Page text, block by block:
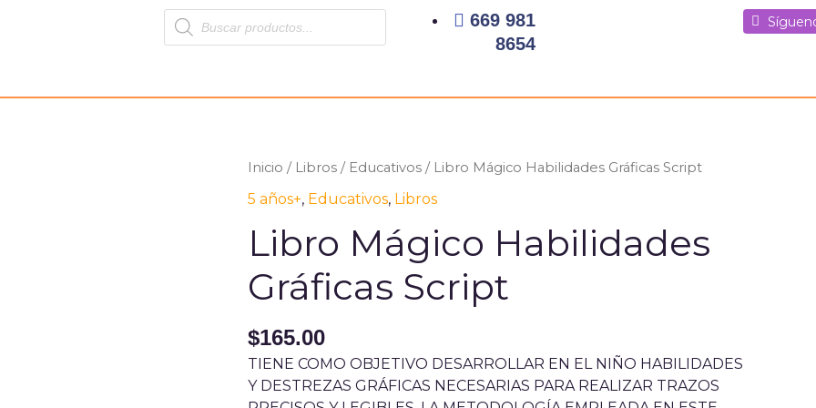
Products
search
669 981
8654
Inicio / Libros / Educativos / Libro Mágico Habilidades Gráficas Script
5 años+, Educativos, Libros
Libro Mágico Habilidades
Gráficas Script
$165.00
TIENE COMO OBJETIVO DESARROLLAR EN EL NIÑO HABILIDADES
Y DESTREZAS GRÁFICAS NECESARIAS PARA REALIZAR TRAZOS